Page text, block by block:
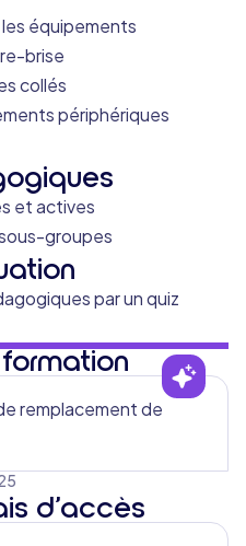
équipements
brise
collés
périphériques
et actives
groupes
par un quiz
remplacement de
d’accès